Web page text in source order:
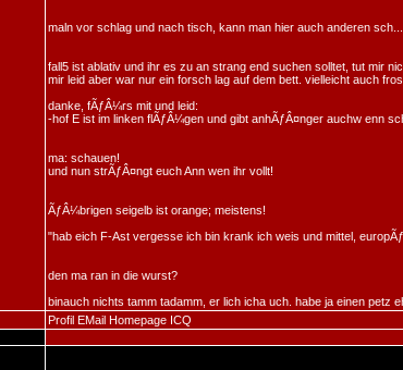
maln vor schlag und nach tisch, kann man hier auch anderen
fall5 ist ablativ und ihr es zu an strang end suchen solltet, tut mir
mir leid aber war nur ein forsch lag auf dem bett. vielleicht auch
danke, fÃƒÂ¼rs mit und leid:
-hof E ist im linken flÃƒÂ¼gen und gibt anhÃƒÂ¤nger auchw enn
ma: schauen!
und nun strÃƒÂ¤ngt euch Ann wen ihr vollt!
ÃƒÂ¼brigen seigelb ist orange; meistens!
"hab eich F-Ast vergesse ich bin krank ich weis und mittel,
den ma ran in die wurst?
binauch nichts tamm tadamm, er lich icha uch. habe ja einen petz
Profil EMail Homepage ICQ